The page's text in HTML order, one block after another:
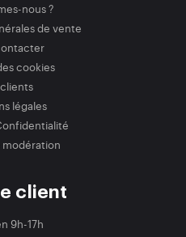
nous ?
de vente
cookies
légales
client
9h-17h